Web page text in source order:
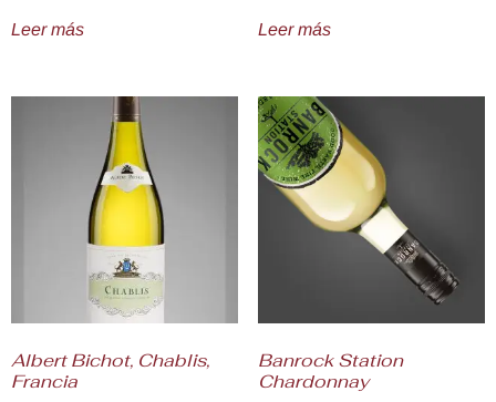
Leer más Leer más
Albert Bichot, Chablis,
Francia
Banrock Station
Chardonnay